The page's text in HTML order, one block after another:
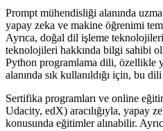
Prompt mühendisliği alanında
yapay zeka ve makine öğrenimi
Ayrıca, doğal dil işleme
teknolojileri hakkında bilgi sahibi
Python programlama dili, özellikle
alanında sık kullanıldığı için, bu
Sertifika programları ve online
Udacity, edX) aracılığıyla, yapay
konusunda eğitimler alınabilir.